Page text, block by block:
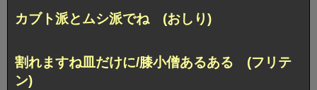
カブト派とムシ派でね (おしり)
割れますね皿だけに/膝小僧あるある (フリテ
ン)